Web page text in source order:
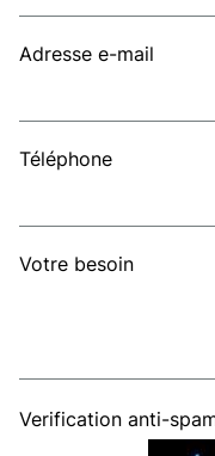
Adresse e-mail
Téléphone
Votre besoin
Verification anti-